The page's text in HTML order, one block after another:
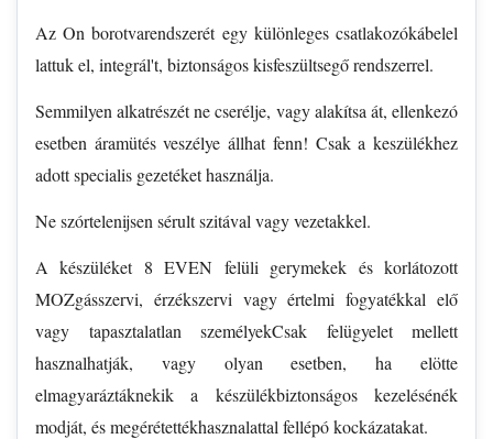
Az On borotvarendszerét egy különleges csatlakozókábelel
lattuk el, integrál't, biztonságos kisfeszültsegő rendszerrel.
Semmilyen alkatrészét ne cserélje, vagy alakítsa át, ellenkezó
esetben áramütés veszélye állhat fenn! Csak a keszülékhez
adott specialis gezetéket használja.
Ne szórtelenijsen sérult szitával vagy vezetakkel.
A készüléket 8 EVEN felüli gerymekek és korlátozott
MOZgásszervi, érzékszervi vagy értelmi fogyatékkal elő
vagy tapasztalatlan személyekCsak felügyelet mellett
hasznalhatják, vagy olyan esetben, ha elötte
elmagyaráztáknekik a készülékbiztonságos kezelésénék
modját, és megérétettékhasznalattal fellépó kockázatakat.